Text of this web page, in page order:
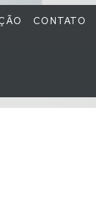
CONTATO